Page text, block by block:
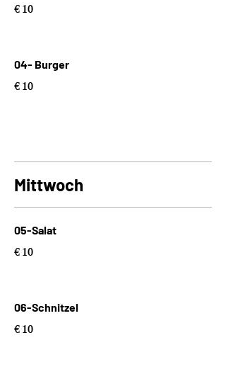
€ 10
04- Burger
€ 10
Mittwoch
05-Salat
€ 10
06-Schnitzel
€ 10